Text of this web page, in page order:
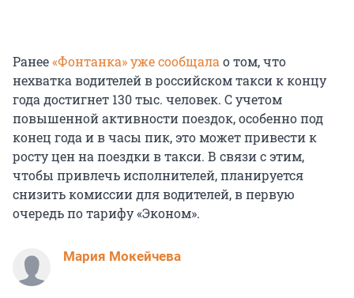
Ранее«Фонтанка» уже сообщалао том, что
нехватка водителей в российском такси к концу
года достигнет 130 тыс. человек. С учетом
повышенной активности поездок, особенно под
конец года и в часы пик, это может привести к
росту цен на поездки в такси. В связи с этим,
чтобы привлечь исполнителей, планируется
снизить комиссии для водителей, в первую
очередь по тарифу «Эконом».
Мария Мокейчева